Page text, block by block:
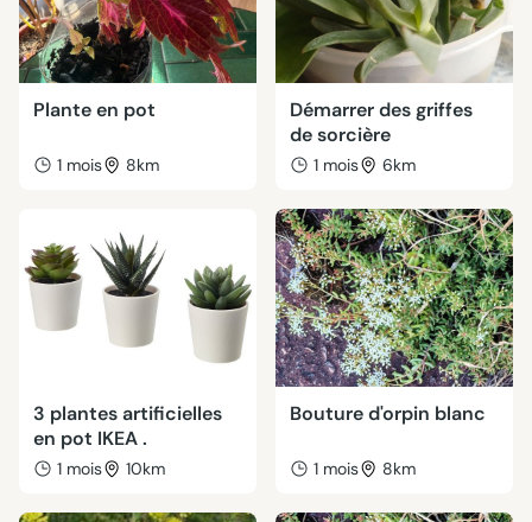
Plante en pot
1 mois 8km
Démarrer des griffes
de sorcière
1 mois 6km
3 plantes artificielles
en pot IKEA .
1 mois 10km
Bouture d'orpin blanc
1 mois 8km